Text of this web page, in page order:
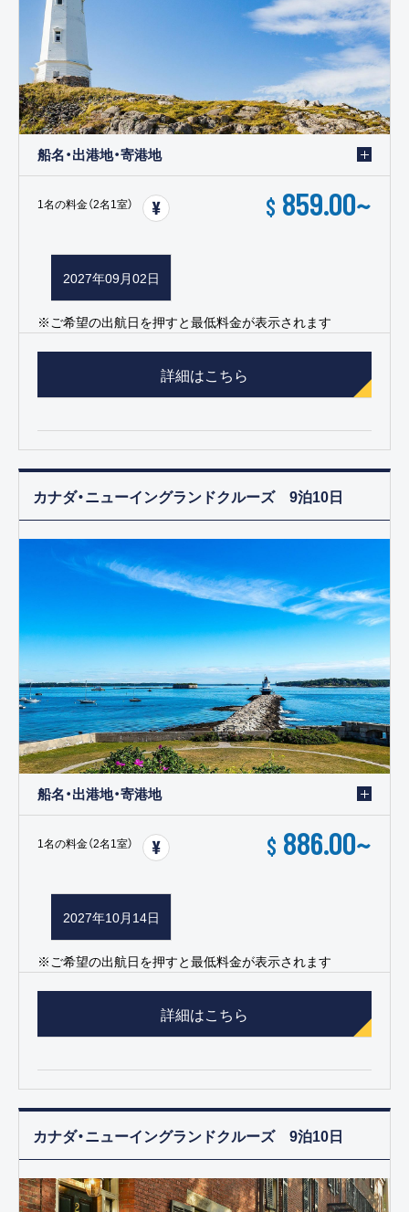
船名・出港地・寄港地
1名の料金（2名1室） $ 859.00~
2027年09月02日
※ご希望の出航日を押すと最低料金が表示されます
詳細はこちら
カナダ・ニューイングランドクルーズ 9泊10日
船名・出港地・寄港地
1名の料金（2名1室） $ 886.00~
2027年10月14日
※ご希望の出航日を押すと最低料金が表示されます
詳細はこちら
カナダ・ニューイングランドクルーズ 9泊10日